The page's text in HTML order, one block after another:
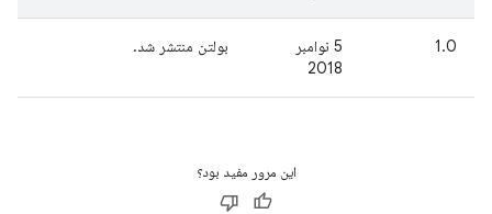
1.0
5 نوامبر
2018
بولتن منتشر شد.
این مرور مفید بود؟